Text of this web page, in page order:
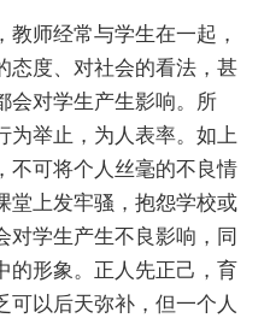
师经常与学生在一起，
态度、对社会的看法，甚
会对学生产生影响。所
为举止，为人表率。如上
不可将个人丝毫的不良情
堂上发牢骚，抱怨学校或
对学生产生不良影响，同
的形象。正人先正己，育
可以后天弥补，但一个人